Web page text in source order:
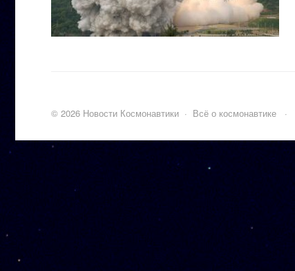
© 2026 Новости Космонавтики · Всё о космонавтике ·